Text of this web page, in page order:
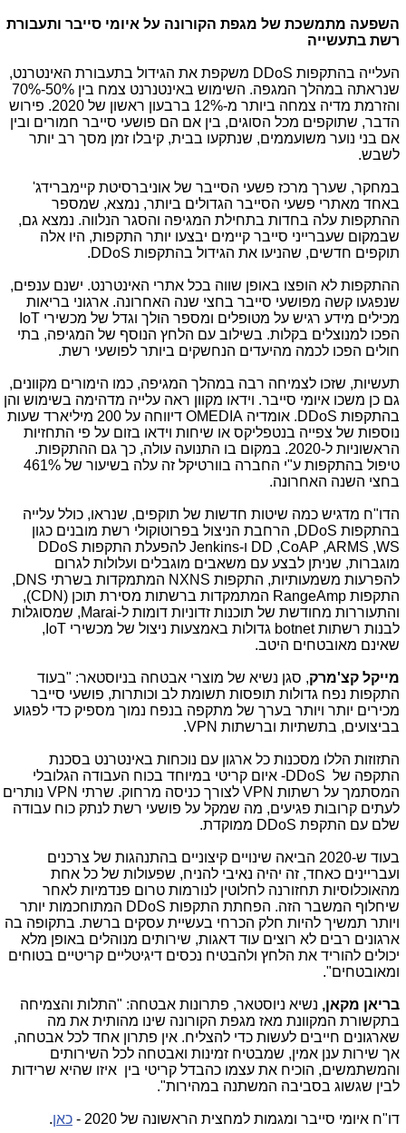
השפעה מתמשכת של מגפת הקורונה על איומי סייבר ותעבורת
רשת בתעשייה
העלייה בהתקפות DDoSמשקפת את הגידול בתעבורת האינטרנט,
שנראתה במהלך המגפה. השימוש באינטנרנט צמח בין 50%-70%
והזרמת מדיה צמחה ביותר מ-12% ברבעון ראשון של 2020. פירוש
הדבר, שתוקפים מכל הסוגים, בין אם הם פושעי סייבר חמורים ובין
אם בני נוער משועממים, שנתקעו בבית, קיבלו זמן מסך רב יותר
לשבש.
במחקר, שערך מרכז פשעי הסייבר של אוניברסיטת קיימברידג'
באחד מאתרי פשעי הסייבר הגדולים ביותר, נמצא, שמספר
ההתקפות עלה בחדות בתחילת המגיפה והסגר הנלווה. נמצא גם,
שבמקום שעברייני סייבר קיימים יבצעו יותר התקפות, היו אלה
תוקפים חדשים, שהניעו את הגידול בהתקפות DDoS
.
ההתקפות לא הופצו באופן שווה בכל אתרי האינטרנט. ישנם ענפים,
שנפגעו קשה מפושעי סייבר בחצי שנה האחרונה. ארגוני בריאות
מכילים מידע רגיש על מטופלים ומספר הולך וגדל של מכשירי IoT
הפכו למנוצלים בקלות. בשילוב עם הלחץ הנוסף של המגיפה, בתי
חולים הפכו לכמה מהיעדים הנחשקים ביותר לפושעי רשת.
תעשיות, שזכו לצמיחה רבה במהלך המגיפה, כמו הימורים מקוונים,
גם כן משכו איומי סייבר. וידאו מקוון ראה עלייה מדהימה בשימוש והן
בהתקפות DDoS. אומדיה OMEDIA
דיווחה על 200 מיליארד שעות
נוספות של צפייה בנטפליקס או שיחות וידאו בזום על פי התחזיות
הראשוניות ל-2020. במקום בו התנועה עולה, כך גם ההתקפות.
טיפול בהתקפות ע"י החברה בוורטיקל זה עלה בשיעור של 461%
בחצי השנה האחרונה.
הדו"ח מדגיש כמה שיטות חדשות של תוקפים, שנראו, כולל עלייה
בהתקפות DDoS, הרחבת הניצול בפרוטוקולי רשת מובנים כגון
WS
,
ARMS
,
CoAP
,
DDו-Jenkinsלהפעלת התקפות DDoS
מוגברות, שניתן לבצע עם משאבים מוגבלים ועלולות לגרום
להפרעות משמעותיות, התקפות NXNSהמתמקדות בשרתי DNS
,
התקפות RangeAmpהמתמקדות ברשתות מסירת תוכן (CDN
),
והתעוררות מחודשת של תוכנות זדוניות דומות ל-Marai, שמסוגלות
לבנות רשתותbotnetגדולות באמצעות ניצול של מכשירי IoT
שאינם מאובטחים היטב.
מייקל קצ'מרק, סגן נשיא של מוצרי אבטחה בניוסטאר: "בעוד
התקפות נפח גדולות תופסות תשומת לב וכותרות, פושעי סייבר
מכירים יותר ויותר בערך של מתקפה בנפח נמוך מספיק כדי לפגוע
בביצועים, בתשתיות וברשתות VPN
.
התזוזות הללו מסכנות כל ארגון עם נוכחות באינטרנט בסכנת
התקפה של DDoS- איום קריטי במיוחד בכוח העבודה הגלובלי
המסתמך על רשתות VPNלצורך כניסה מרחוק. שרתי VPNנותרים
לעתים קרובות פגיעים, מה שמקל על פושעי רשת לנתק כוח עבודה
שלם עם התקפת DDoSממוקדת.
בעוד ש-2020 הביאה שינויים קיצוניים בהתנהגות של צרכנים
ועבריינים כאחד, זה יהיה נאיבי להניח, שפעולות של כל אחת
מהאוכלוסיות תחזורנה לחלוטין לנורמות טרום פנדמיות לאחר
שיחלוף המשבר הזה. הפחתת התקפות DDoSהמתוחכמות יותר
ויותר תמשיך להיות חלק הכרחי בעשיית עסקים ברשת. בתקופה בה
ארגונים רבים לא רוצים עוד דאגות, שירותים מנוהלים באופן מלא
יכולים להוריד את הלחץ ולהבטיח נכסים דיגיטליים קריטיים בטוחים
ומאובטחים".
בריאן מקאן,נשיא ניוסטאר, פתרונות אבטחה: "התלות והצמיחה
בתקשורת המקוונת מאז מגפת הקורונה שינו מהותית את מה
שארגונים חייבים לעשות כדי להצליח. אין פתרון אחד לכל אבטחה,
אך שירות ענן אמין, שמבטיח זמינות ואבטחה לכל השירותים
והמשתמשים, הוכיח את עצמו כהבדל קריטי בין איזו שהיא שרידות
לבין שגשוג בסביבה המשתנה במהירות".
דו"ח איומי סייבר ומגמות למחצית הראשונה של 2020 - כאן.